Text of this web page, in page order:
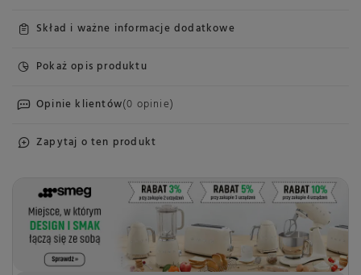
Skład i ważne informacje dodatkowe
Pokaż opis produktu
Opinie klientów(0 opinie)
Zapytaj o ten produkt